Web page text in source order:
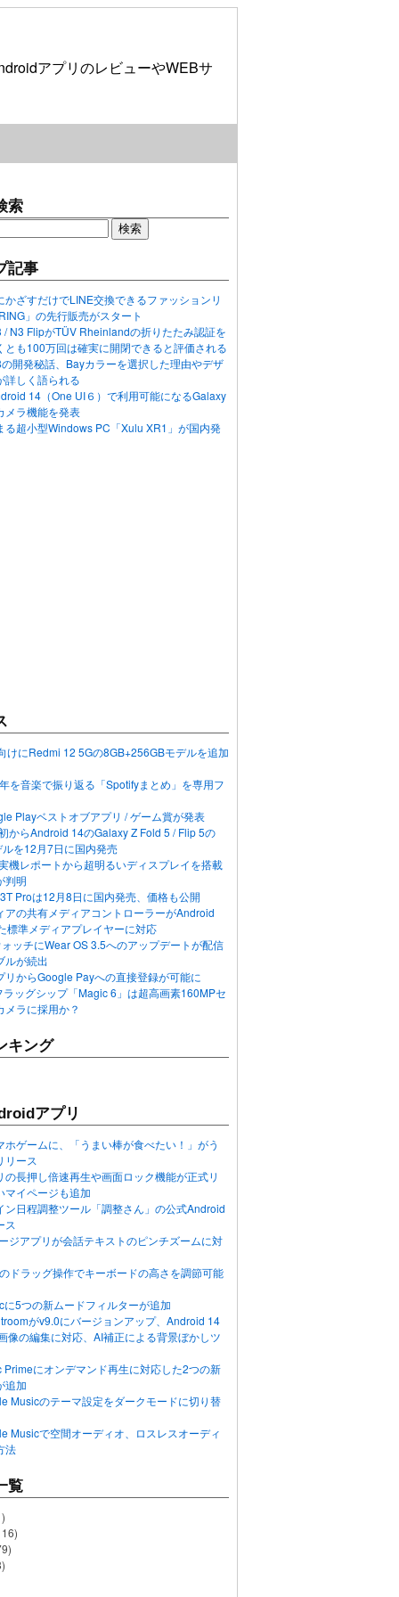
アプリのレビューやWEBサ
索
記事
かざすだけでLINE交換できるファッションリ
」の先行販売がスタート
/ N3 FlipがTÜV Rheinlandの折りたたみ認証を
とも100万回は確実に開閉できると評価される
開発秘話、Bayカラーを選択した理由やデザ
詳しく語られる
14（One UI６）で利用可能になるGalaxy
メラ機能を発表
る超小型Windows PC「Xulu XR1」が国内発
けにRedmi 12 5Gの8GB+256GBモデルを追加
を音楽で振り返る「Spotifyまとめ」を専用フ
Playベストオブアプリ / ゲーム賞が発表
からAndroid 14のGalaxy Z Fold 5 / Flip 5の
を12月7日に国内発売
機レポートから超明るいディスプレイを搭載
判明
Proは12月8日に国内発売、価格も公開
アの共有メディアコントローラーがAndroid
標準メディアプレイヤーに対応
ッチにWear OS 3.5へのアップデートが配信
ルが続出
リからGoogle Payへの直接登録が可能に
ッグシップ「Magic 6」は超高画素160MPセ
メラに採用か？
キング
アプリ
ホゲームに、「うまい棒が食べたい！」がう
リース
の長押し倍速再生や画面ロック機能が正式リ
マイページも追加
ン日程調整ツール「調整さん」の公式Android
ス
ジアプリが会話テキストのピンチズームに対
ドラッグ操作でキーボードの高さを調節可能
に5つの新ムードフィルターが追加
がv9.0にバージョンアップ、Android 14
像の編集に対応、AI補正による背景ぼかしツ
Primeにオンデマンド再生に対応した2つの新
追加
Musicのテーマ設定をダークモードに切り替
Musicで空間オーディオ、ロスレスオーディ
法
覧